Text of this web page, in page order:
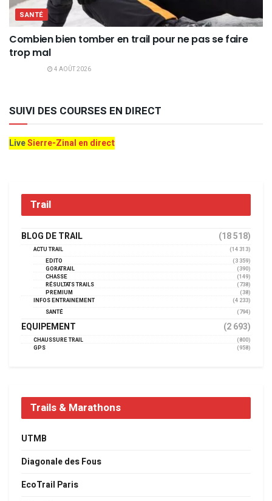
SANTÉ
Combien bien tomber en trail pour ne pas se faire
trop mal
4 AOÛT 2026
SUIVI DES COURSES EN DIRECT
LiveSierre-Zinal en direct
Trail
BLOG DE TRAIL (18 518)
ACTU TRAIL
(14 313)
EDITO
(3 359)
GORATRAIL
(390)
CHASSE
(149)
RÉSULTATS TRAILS
(738)
PREMIUM
(38)
INFOS ENTRAINEMENT
(4 233)
SANTÉ
(794)
EQUIPEMENT (2 693)
CHAUSSURE TRAIL
(800)
GPS
(958)
Trails & Marathons
UTMB
Diagonale des Fous
EcoTrail Paris